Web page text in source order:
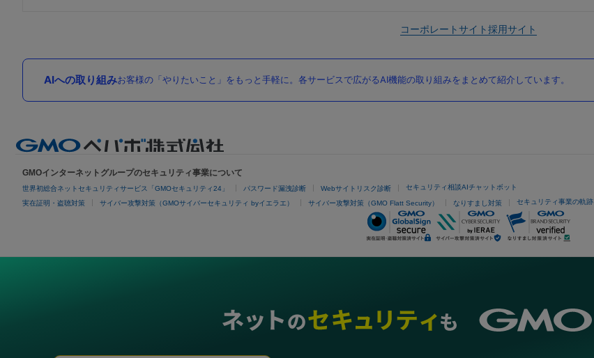
コーポレートサイト採用サイト
AIへの取り組みお客様の「やりたいこと」をもっと手軽に。各サービスで広がるAI機能の取り組みをまとめて紹介しています。
GMOインターネットグループのセキュリティ事業について
世界初総合ネットセキュリティサービス「GMOセキュリティ24」 パスワード漏洩診断 Webサイトリスク診断 セキュリティ相談AIチャットボット
実在証明・盗聴対策 サイバー攻撃対策（GMOサイバーセキュリティ byイエラエ） サイバー攻撃対策（GMO Flatt Security） なりすまし対策 セキュリティ事業の軌跡